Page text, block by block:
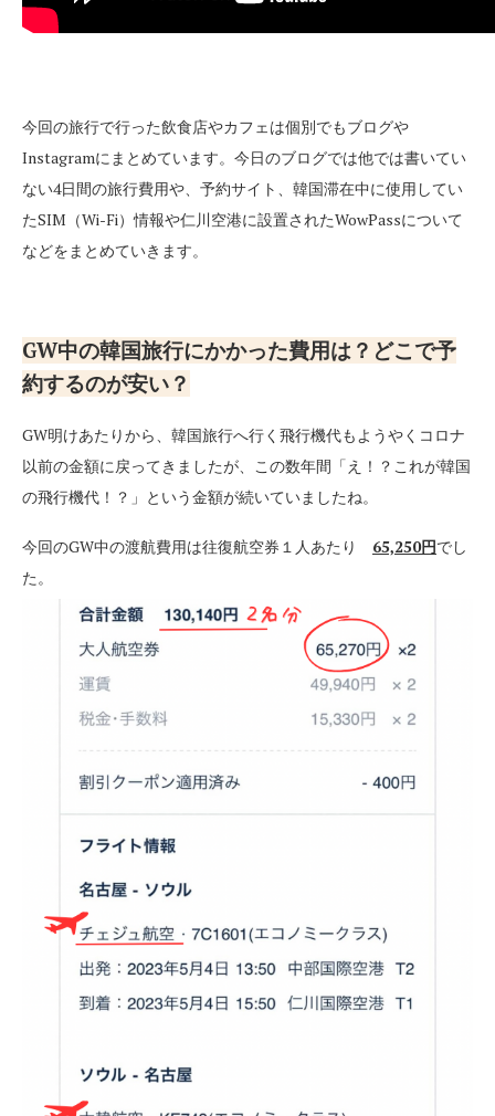
今回の旅行で行った飲食店やカフェは個別でもブログや
Instagramにまとめています。今日のブログでは他では書いてい
ない4日間の旅行費用や、予約サイト、韓国滞在中に使用してい
たSIM（Wi-Fi）情報や仁川空港に設置されたWowPassについて
などをまとめていきます。
GW中の韓国旅行にかかった費用は？どこで予
約するのが安い？
GW明けあたりから、韓国旅行へ行く飛行機代もようやくコロナ
以前の金額に戻ってきましたが、この数年間「え！？これが韓国
の飛行機代！？」という金額が続いていましたね。
今回のGW中の渡航費用は往復航空券１人あたり 65,250円でし
た。